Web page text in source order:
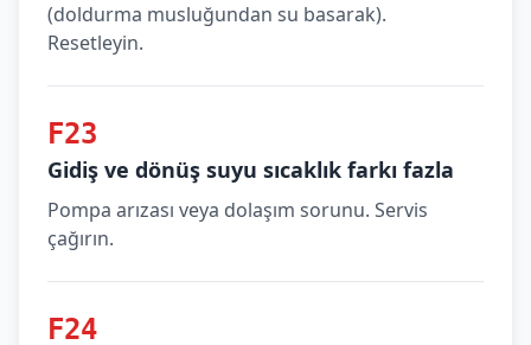
(doldurma musluğundan su basarak).
Resetleyin.
F23
Gidiş ve dönüş suyu sıcaklık farkı fazla
Pompa arızası veya dolaşım sorunu. Servis
çağırın.
F24